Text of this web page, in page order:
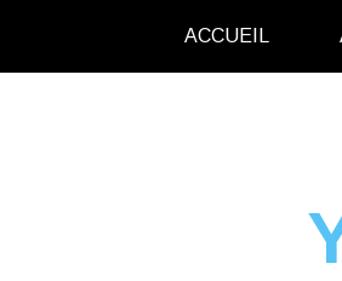
ACCUEIL